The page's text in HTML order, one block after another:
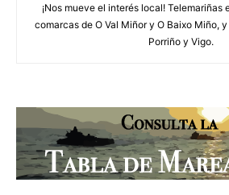
¡Nos mueve el interés local! Telemariñas
comarcas de O Val Miñor y O Baixo Miño,
Porriño y Vigo.